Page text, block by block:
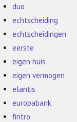
duo
echtscheiding
echtscheidingen
eerste
eigen huis
eigen vermogen
elantis
europabank
fintro